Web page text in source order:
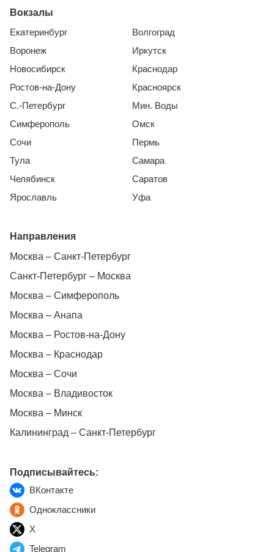
Вокзалы
Екатеринбург
Воронеж
Новосибирск
Ростов-на-Дону
С.-Петербург
Симферополь
Сочи
Тула
Челябинск
Ярославль
Волгоград
Иркутск
Краснодар
Красноярск
Мин. Воды
Омск
Пермь
Самара
Саратов
Уфа
Направления
Москва – Санкт-Петербург
Санкт-Петербург – Москва
Москва – Симферополь
Москва – Анапа
Москва – Ростов-на-Дону
Москва – Краснодар
Москва – Сочи
Москва – Владивосток
Москва – Минск
Калининград – Санкт-Петербург
Подписывайтесь:
ВКонтакте
Одноклассники
X
Telegram